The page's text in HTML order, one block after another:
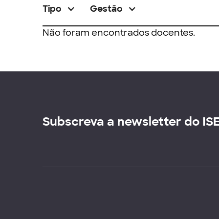
Tipo Gestão
Não foram encontrados docentes.
Subscreva a newsletter do